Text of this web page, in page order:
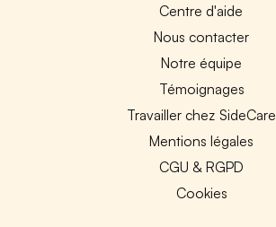
Centre d'aide
Nous contacter
Notre équipe
Témoignages
Travailler chez SideCare
Mentions légales
CGU & RGPD
Cookies